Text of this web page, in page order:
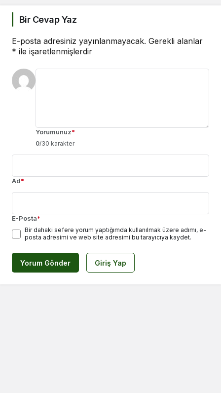
Bir Cevap Yaz
E-posta adresiniz yayınlanmayacak. Gerekli alanlar
* ile işaretlenmişlerdir
Yorumunuz*
0/30 karakter
Ad*
E-Posta*
Bir dahaki sefere yorum yaptığımda kullanılmak üzere adımı, e-
posta adresimi ve web site adresimi bu tarayıcıya kaydet.
Yorum Gönder Giriş Yap